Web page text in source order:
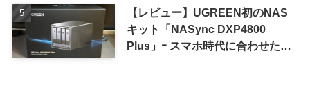
【レビュー】UGREEN初のNAS
キット「NASync DXP4800
Plus」ｰ スマホ時代に合わせた設